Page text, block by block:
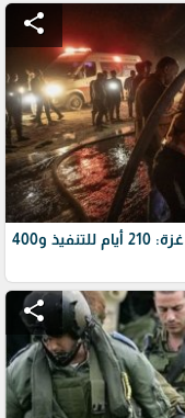
share
تفاصيل جديدة حول اتفاق المرحلة الثانية في غزة: 210 أيام للتنفيذ و400
share